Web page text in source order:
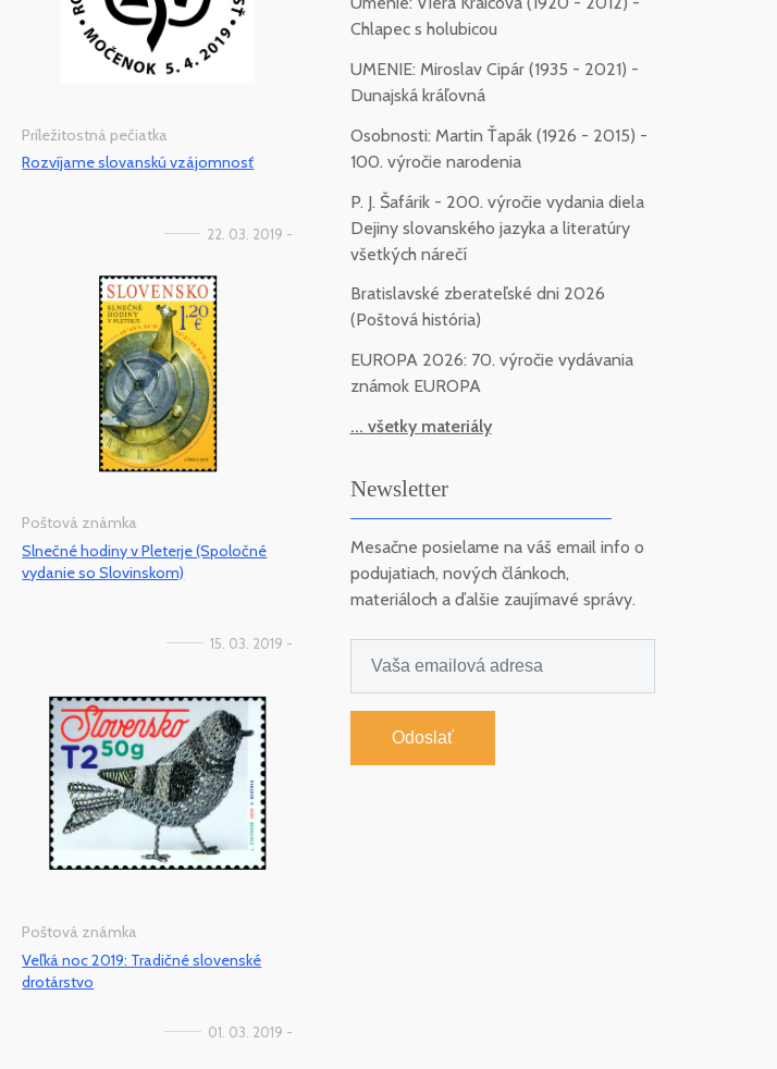
Príležitostná pečiatka
Rozvíjame slovanskú vzájomnosť
22. 03. 2019 -
Poštová známka
Slnečné hodiny v Pleterje (Spoločné
vydanie so Slovinskom)
15. 03. 2019 -
Poštová známka
Veľká noc 2019: Tradičné slovenské
drotárstvo
01. 03. 2019 -
Chlapec s holubicou
UMENIE: Miroslav Cipár (1935 - 2021) -
Dunajská kráľovná
Osobnosti: Martin Ťapák (1926 - 2015) -
100. výročie narodenia
P. J. Šafárik - 200. výročie vydania diela
Dejiny slovanského jazyka a literatúry
všetkých nárečí
Bratislavské zberateľské dni 2026
(Poštová história)
EUROPA 2026: 70. výročie vydávania
známok EUROPA
... všetky materiály
Newsletter
Mesačne posielame na váš email info o
podujatiach, nových článkoch,
materiáloch a ďalšie zaujímavé správy.
Odoslať